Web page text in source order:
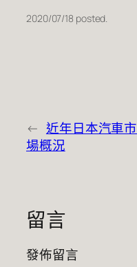
2020/07/18 posted.
← 近年日本汽車市
場概況
留言
發佈留言